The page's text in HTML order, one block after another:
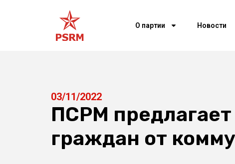
О партии Новости
03/11/2022
ПСРМ
граждан от